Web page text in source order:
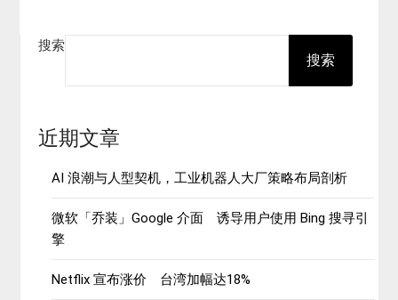
搜索
搜索
近期文章
AI 浪潮与人型契机，工业机器人大厂策略布局剖析
微软「乔装」Google 介面 诱导用户使用 Bing 搜寻引
擎
Netflix 宣布涨价 台湾加幅达18%